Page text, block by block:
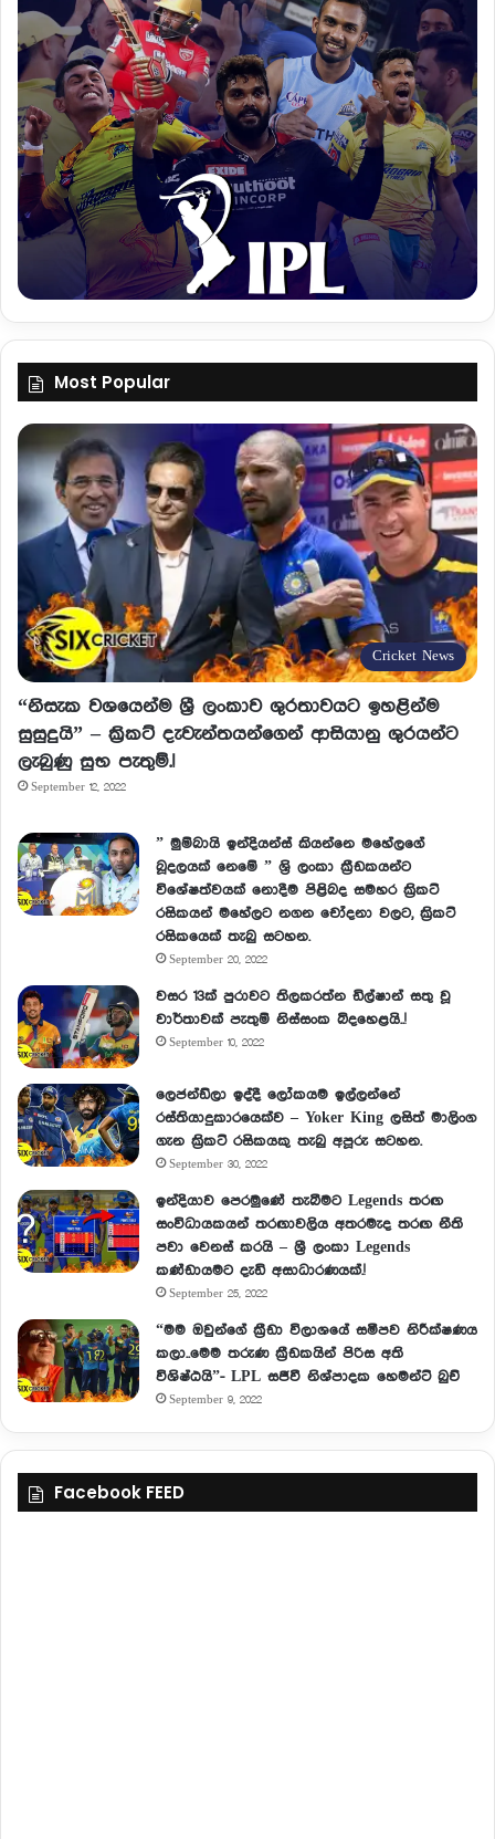
Most Popular
Cricket News
“නිසැක වශයෙන්ම ශ්‍රී ලංකාව ශුරතාවයට ඉහළින්ම
සුසුදුයි” – ක්‍රිකට් දැවැන්තයන්ගෙන් ආසියානු ශුරයන්ට
ලැබුණු සුභ පැතුම්.!
September 12, 2022
” මුම්බායි ඉන්දියන්ස් කියන්නෙ මහේලගේ
බූදලයක් නෙමේ ” ශ්‍රි ලංකා ක්‍රීඩකයන්ට
විශේෂත්වයක් නොදීම පිළිබද සමහර ක්‍රිකට්
රසිකයන් මහේලට නගන චෝදනා වලට, ක්‍රිකට්
රසිකයෙක් තැබු සටහන.
September 20, 2022
වසර 13ක් පුරාවට තිලකරත්න ඩිල්ෂාන් සතු වූ
වාර්තාවක් පැතුම් නිස්සංක බිදහෙළයි..!
September 10, 2022
ලෙජන්ඩ්ලා ඉද්දී ලෝකයම ඉල්ලන්නේ
රස්තියාදුකාරයෙක්ව – Yoker King ලසිත් මාලිංග
ගැන ක්‍රිකට් රසිකයකු තැබු අපූරු සටහන.
September 30, 2022
ඉන්දියාව පෙරමුණේ තැබීමට Legends තරඟ
සංවිධායකයන් තරඟාවලිය අතරමැද තරඟ නීති
පවා වෙනස් කරයි – ශ්‍රී ලංකා Legends
කණ්ඩායමට දැඩි අසාධාරණයක්.!
September 25, 2022
“මම ඔවුන්ගේ ක්‍රීඩා විලාශයේ සමීපව නිරීක්ෂණය
කලා..මෙම තරුණ ක්‍රීඩකයින් පිරිස අති
විශිෂ්ඨයි”- LPL සජීවී නිශ්පාදක හෙමන්ට් බුච්
September 9, 2022
Facebook FEED